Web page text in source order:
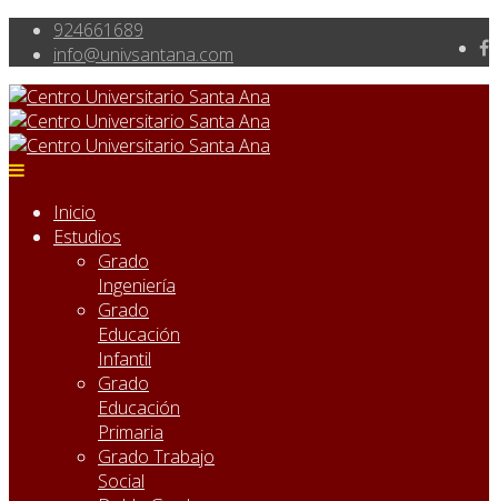
924661689
info@univsantana.com
Inicio
Estudios
Grado
Ingeniería
Grado
Educación
Infantil
Grado
Educación
Primaria
Grado Trabajo
Social